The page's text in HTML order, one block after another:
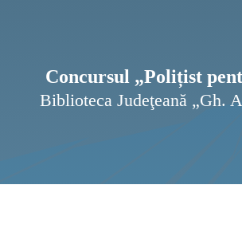
Concursul „Polițist
Biblioteca Judeţeană „Gh.